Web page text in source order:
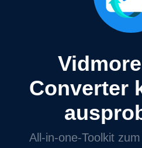
Converter
All‑in‑one‑Toolkit